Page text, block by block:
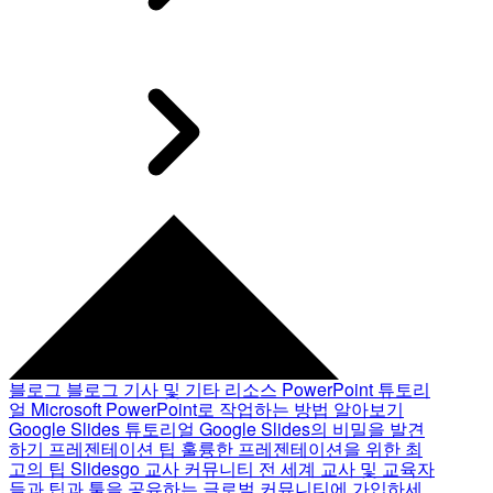
블로그 블로그 기사 및 기타 리소스 PowerPoint 튜토리
얼 Microsoft PowerPoint로 작업하는 방법 알아보기
Google Slides 튜토리얼 Google Slides의 비밀을 발견
하기 프레젠테이션 팁 훌륭한 프레젠테이션을 위한 최
고의 팁 Slidesgo 교사 커뮤니티 전 세계 교사 및 교육자